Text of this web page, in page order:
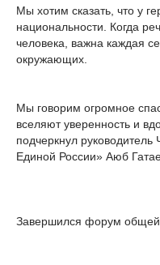
Мы хотим сказать, что у
национальности. Когда
человека, важна каждая
окружающих.
Мы говорим огромное
вселяют уверенность и
подчеркнул
Единой России» Аюб
Завершился форум